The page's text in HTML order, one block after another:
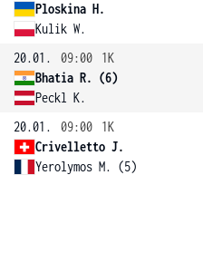
Ploskina H.
Kulik W.
20.01. 09:00
1K
Bhatia R. (6)
Peckl K.
20.01.
09:00
1K
Crivelletto J.
Yerolymos M. (5)